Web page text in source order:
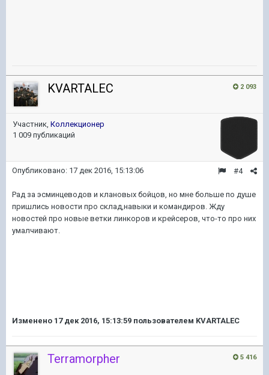
2 093
KVARTALEC
Участник, Коллекционер
1 009 публикаций
#4
Опубликовано: 17 дек 2016, 15:13:06
Рад за эсминцеводов и клановых бойцов, но мне больше по душе
пришлись новости про склад,навыки и командиров. Жду
новостей про новые ветки линкоров и крейсеров, что-то про них
умалчивают.
Изменено 17 дек 2016, 15:13:59 пользователем KVARTALEC
5 416
Terramorpher